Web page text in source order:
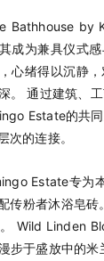
Bathhouse by
成为兼具仪式
心绪得以沉静
。 通过建筑、
Estate的共
次的连接。
Estate专为
传粉者沐浴皂
Wild Linden
步于盛放中的